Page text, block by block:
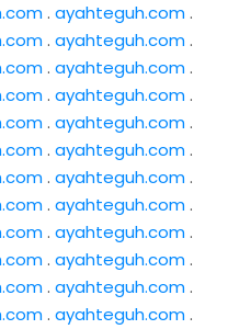
. ayahteguh.com.
. ayahteguh.com.
. ayahteguh.com.
. ayahteguh.com.
. ayahteguh.com.
. ayahteguh.com.
. ayahteguh.com.
. ayahteguh.com.
. ayahteguh.com.
. ayahteguh.com.
. ayahteguh.com.
. ayahteguh.com.